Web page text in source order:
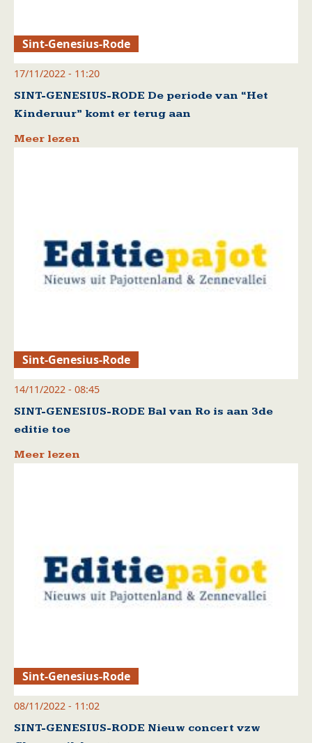
Sint-Genesius-Rode
17/11/2022 - 11:20
SINT-GENESIUS-RODE De periode van “Het
Kinderuur” komt er terug aan
Meer lezen
Sint-Genesius-Rode
14/11/2022 - 08:45
SINT-GENESIUS-RODE Bal van Ro is aan 3de
editie toe
Meer lezen
Sint-Genesius-Rode
08/11/2022 - 11:02
SINT-GENESIUS-RODE Nieuw concert vzw